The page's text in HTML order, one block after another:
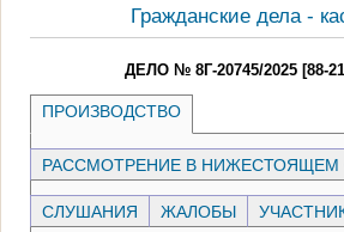
Гражданские дела -
ДЕЛО № 8Г-20745/2025 [88-
ПРОИЗВОДСТВО
РАССМОТРЕНИЕ В НИЖЕСТОЯЩЕМ
СЛУШАНИЯ ЖАЛОБЫ